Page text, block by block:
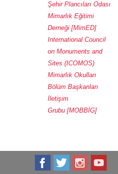
Şehir Plancıları Odası
Mimarlık Eğitimi
Derneği [MimED]
International Council
on Monuments and
Sites (ICOMOS)
Mimarlık Okulları
Bölüm Başkanları
İletişim
Grubu [MOBBİG]